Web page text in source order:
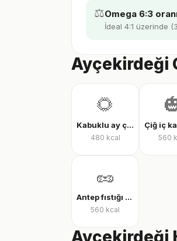
⚖️Omega 6:3
İdeal 4:1 üzerinde
Ayçekirdeği
🌻
Kabuklu ay çekirdeği
480 kcal 560
🥜
Antep fıstığı (kabuklu)
560 kcal